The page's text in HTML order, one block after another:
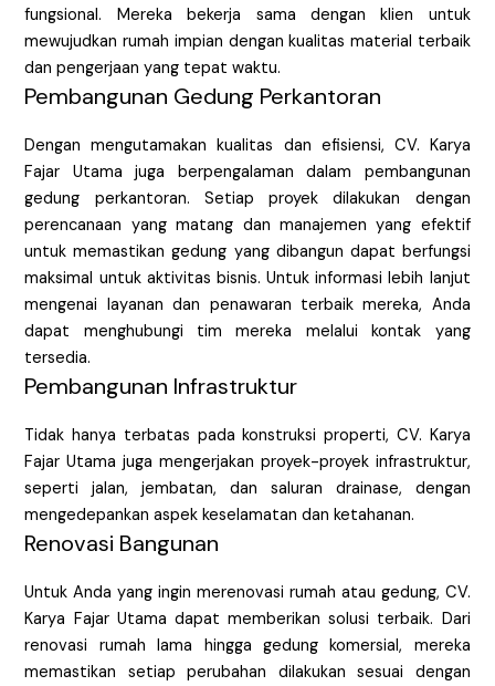
fungsional. Mereka bekerja sama dengan klien untuk
mewujudkan rumah impian dengan kualitas material terbaik
dan pengerjaan yang tepat waktu.
Pembangunan Gedung Perkantoran
Dengan mengutamakan kualitas dan efisiensi, CV. Karya
Fajar Utama juga berpengalaman dalam pembangunan
gedung perkantoran. Setiap proyek dilakukan dengan
perencanaan yang matang dan manajemen yang efektif
untuk memastikan gedung yang dibangun dapat berfungsi
maksimal untuk aktivitas bisnis. Untuk informasi lebih lanjut
mengenai layanan dan penawaran terbaik mereka, Anda
dapat menghubungi tim mereka melalui kontak yang
tersedia.
Pembangunan Infrastruktur
Tidak hanya terbatas pada konstruksi properti, CV. Karya
Fajar Utama juga mengerjakan proyek-proyek infrastruktur,
seperti jalan, jembatan, dan saluran drainase, dengan
mengedepankan aspek keselamatan dan ketahanan.
Renovasi Bangunan
Untuk Anda yang ingin merenovasi rumah atau gedung, CV.
Karya Fajar Utama dapat memberikan solusi terbaik. Dari
renovasi rumah lama hingga gedung komersial, mereka
memastikan setiap perubahan dilakukan sesuai dengan